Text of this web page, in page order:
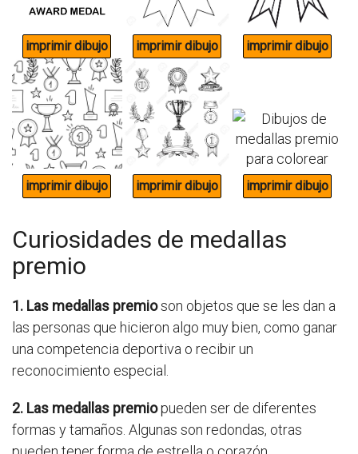
Curiosidades de medallas
premio
1. Las medallas premioson objetos que se les dan a
las personas que hicieron algo muy bien, como ganar
una competencia deportiva o recibir un
reconocimiento especial.
2. Las medallas premiopueden ser de diferentes
formas y tamaños. Algunas son redondas, otras